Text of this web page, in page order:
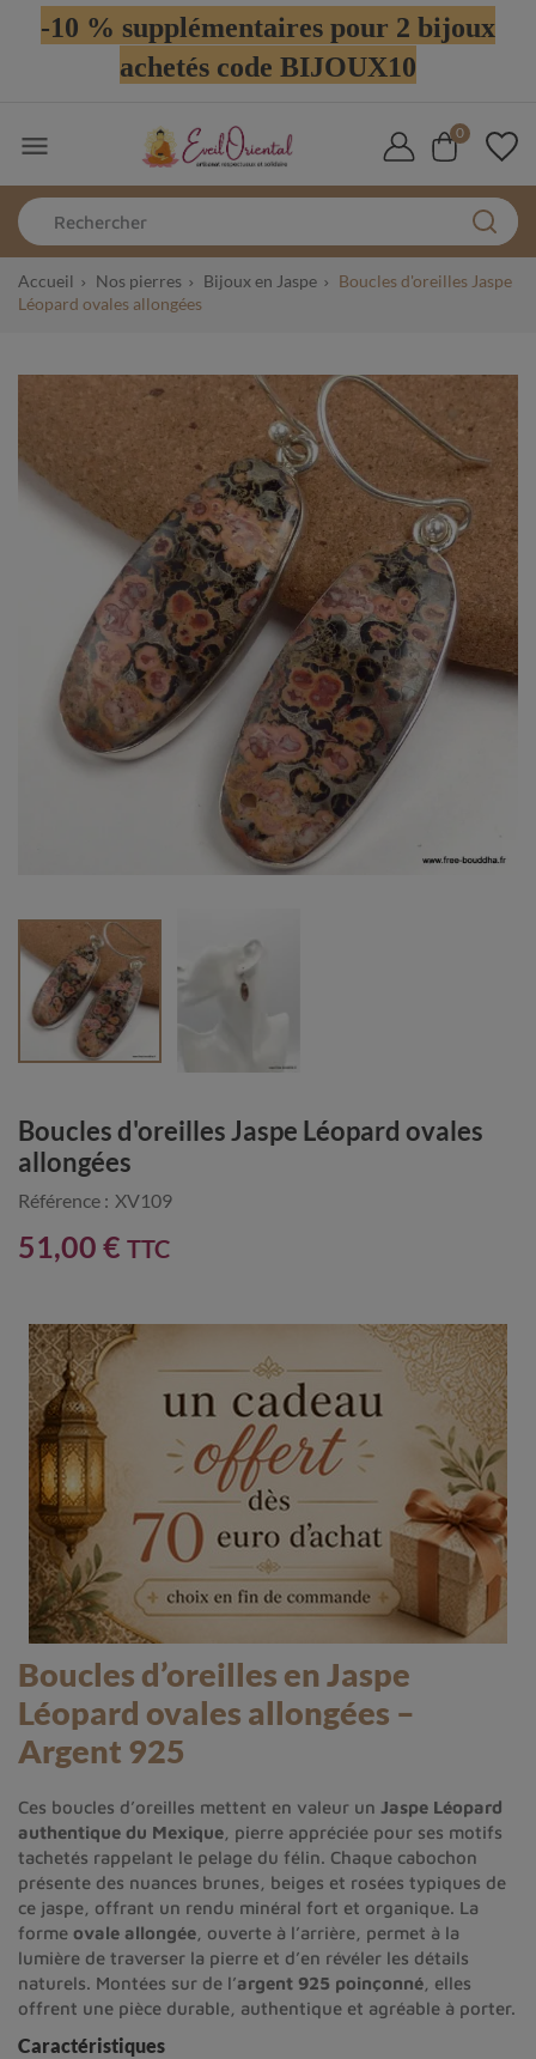
-10 % supplémentaires pour 2 bijoux
achetés code BIJOUX10
 0
Accueil Nos pierres Bijoux en Jaspe
Boucles d'oreilles Jaspe
Léopard ovales allongées
Boucles d'oreilles Jaspe Léopard ovales
allongées
Référence : XV109
51,00 € TTC
Boucles d’oreilles en Jaspe
Léopard ovales allongées –
Argent 925
Ces boucles d’oreilles mettent en valeur un Jaspe Léopard
authentique du Mexique , pierre appréciée pour ses motifs
tachetés rappelant le pelage du félin. Chaque cabochon
présente des nuances brunes, beiges et rosées typiques de
ce jaspe, offrant un rendu minéral fort et organique. La
forme ovale allongée , ouverte à l’arrière, permet à la
lumière de traverser la pierre et d’en révéler les détails
naturels. Montées sur de l’argent 925 poinçonné , elles
offrent une pièce durable, authentique et agréable à porter.
Caractéristiques